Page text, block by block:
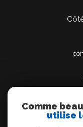
Comme
utilise